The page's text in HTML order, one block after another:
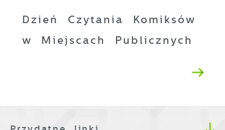
Dzień Czytania Komiksów
w Miejscach Publicznych